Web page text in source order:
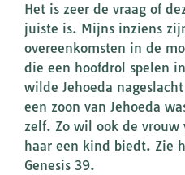
Het is zeer de vraag of
juiste is. Mijns inziens
overeenkomsten in de
die een hoofdrol spelen
wilde Jehoeda
een zoon van Jehoeda
zelf. Zo wil ook de vrouw
haar een kind biedt. Zie
Genesis 39.